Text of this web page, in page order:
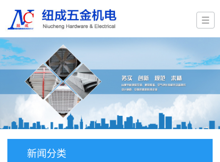
新闻分类